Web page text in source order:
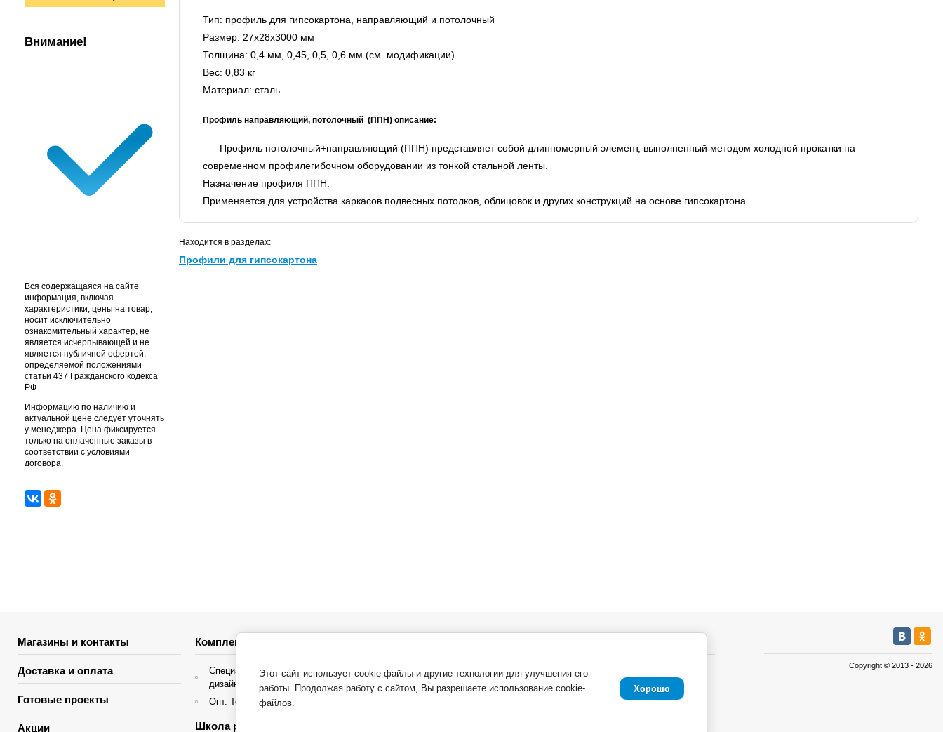
Внимание!
Вся содержащаяся на сайте
информация, включая
характеристики, цены на товар,
носит исключительно
ознакомительный характер, не
является исчерпывающей и не
является публичной офертой,
определяемой положениями
статьи 437 Гражданского кодекса
РФ.
Информацию по наличию и
актуальной цене следует уточнять
у менеджера. Цена фиксируется
только на оплаченные заказы в
соответствии с условиями
договора.
Тип: профиль для гипсокартона, направляющий и потолочный
Размер: 27х28х3000 мм
Толщина: 0,4 мм, 0,45, 0,5, 0,6 мм (см. модификации)
Вес: 0,83 кг
Материал: сталь
Профиль направляющий, потолочный (ППН) описание:
Профиль потолочный+направляющий (ППН) представляет собой длинномерный элемент, выполненный методом холодной прокатки на
современном профилегибочном оборудовании из тонкой стальной ленты.
Назначение профиля ППН:
Применяется для устройства каркасов подвесных потолков, облицовок и других конструкций на основе гипсокартона.
Находится в разделах:
Профили для гипсокартона
Магазины и контакты
Доставка и оплата
Готовые проекты
Акции
Комплектация объектов. Опт
Специальные условия для
дизайнеров интерьера
Опт. Торгующие организации
Школа ремонта
Новости
Возврат товара
Приемка товара
Copyright © 2013 - 2026
Этот сайт использует cookie-файлы и другие технологии для улучшения его
работы. Продолжая работу с сайтом, Вы разрешаете использование cookie-
файлов.
Хорошо